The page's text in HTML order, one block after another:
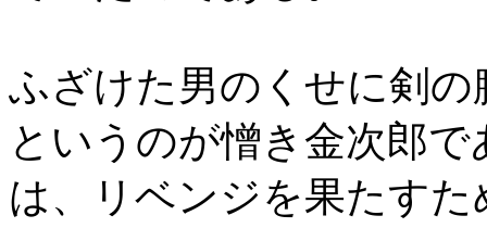
ふざけた男のくせに剣
というのが憎き金次郎
は、リベンジを果たす